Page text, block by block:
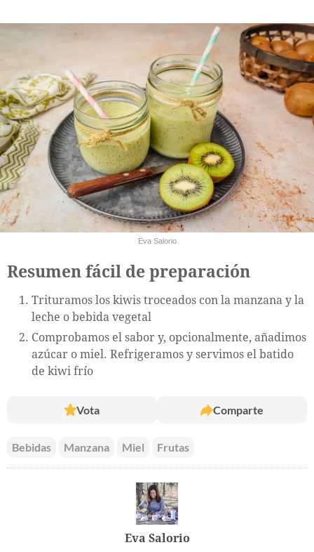
Eva Salorio
Resumen fácil de preparación
Trituramos los kiwis troceados con la manzana y la
leche o bebida vegetal
Comprobamos el sabor y, opcionalmente, añadimos
azúcar o miel. Refrigeramos y servimos el batido
de kiwi frío
Vota Comparte
Bebidas Manzana Miel Frutas
Eva Salorio